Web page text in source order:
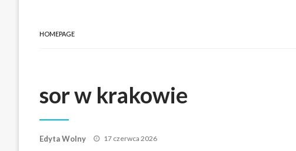
HOMEPAGE
sor w krakowie
Edyta Wolny
Posted
17 czerwca 2026